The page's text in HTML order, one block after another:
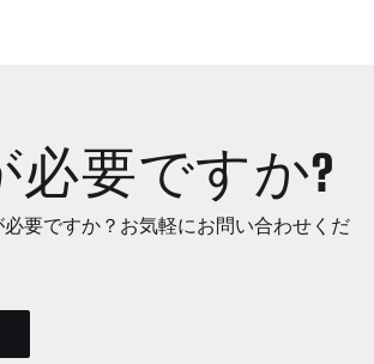
必要ですか?
要ですか？お気軽にお問い合わせくだ